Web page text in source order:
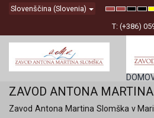
Slovenščina (Slovenia)
Default
NightHigh
Black
White
T: (+386)
ZAVOD ANTONA
Zavod Antona Martina Slomška v